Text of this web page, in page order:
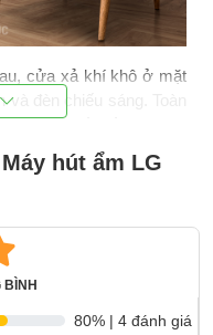
cửa xả khí khô ở mặt
đèn chiếu sáng. Toàn
có thể di chuyển theo
suất cao
nguyên lý hút ẩm dạng
đại nhất sử dụng công
năng hoạt động bền bỉ
điện năng.
hút ẩm LG
BÌNH
80% | 4 đánh giá